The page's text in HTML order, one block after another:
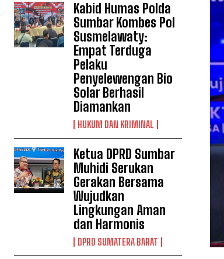
Kabid Humas Polda
Sumbar Kombes Pol
Susmelawaty:
Empat Terduga
Pelaku
Penyelewengan Bio
Solar Berhasil
Diamankan
HUKUM DAN KRIMINAL
Ketua DPRD Sumbar
Muhidi Serukan
Gerakan Bersama
Wujudkan
Lingkungan Aman
dan Harmonis
DPRD SUMATERA BARAT